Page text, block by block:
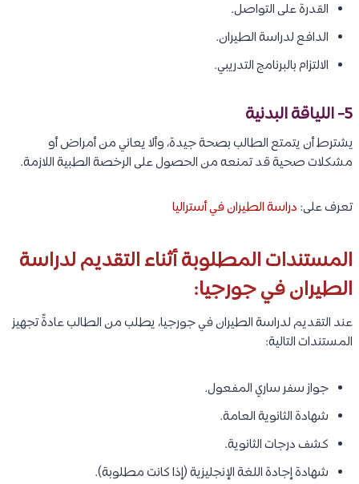
القدرة على التواصل.
الدافع لدراسة الطيران.
الالتزام بالبرنامج التدريبي.
5- اللياقة البدنية
يشترط أن يتمتع الطالب بصحة جيدة، وألا يعاني من أمراض أو
مشكلات صحية قد تمنعه من الحصول على الرخصة الطبية اللازمة.
تعرف على: دراسة الطيران في أستراليا
المستندات المطلوبة أثناء التقديم لدراسة
الطيران في جورجيا:
عند التقديم لدراسة الطيران في جورجيا، يطلب من الطالب عادةً تجهيز
المستندات التالية:
جواز سفر ساري المفعول.
شهادة الثانوية العامة.
كشف درجات الثانوية.
شهادة إجادة اللغة الإنجليزية (إذا كانت مطلوبة).